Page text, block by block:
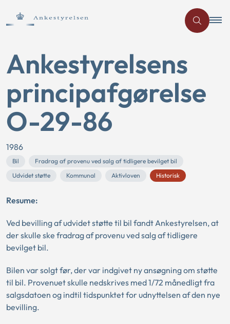
Ankestyrelsens
principafgørelse
O-29-86
1986
Bil
Fradrag af provenu ved salg af tidligere bevilget bil
Udvidet støtte
Kommunal Aktivloven Historisk
Resume:
Ved bevilling af udvidet støtte til bil fandt Ankestyrelsen, at
der skulle ske fradrag af provenu ved salg af tidligere
bevilget bil.
Bilen var solgt før, der var indgivet ny ansøgning om støtte
til bil. Provenuet skulle nedskrives med 1/72 månedligt fra
salgsdatoen og indtil tidspunktet for udnyttelsen af den nye
bevilling.